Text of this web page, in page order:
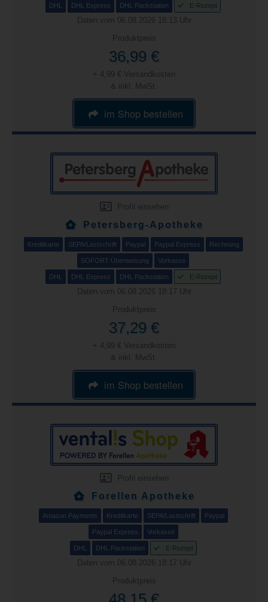
DHL DHL Express DHL Packstation E-Rezept
Daten vom 06.08.2026 18:13 Uhr
Produktpreis
36,99 €
+ 4,99 € Versandkosten
& inkl. MwSt.
im Shop bestellen
Profil einsehen
Petersberg-Apotheke
Kreditkarte SEPA/Lastschrift Paypal Paypal Express Rechnung
SOFORT Überweisung Vorkasse
DHL DHL Express DHL Packstation E-Rezept
Daten vom 06.08.2026 18:17 Uhr
Produktpreis
37,29 €
+ 4,99 € Versandkosten
& inkl. MwSt.
im Shop bestellen
Profil einsehen
Forellen Apotheke
Amazon Payments Kreditkarte SEPA/Lastschrift Paypal
Paypal Express Vorkasse
DHL DHL Packstation E-Rezept
Daten vom 06.08.2026 18:17 Uhr
Produktpreis